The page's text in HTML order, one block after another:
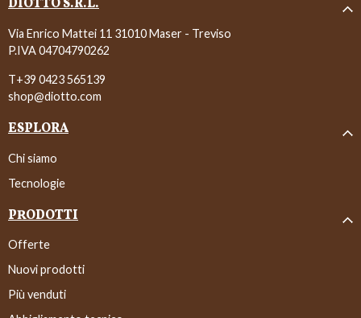
DIOTTO S.R.L.
Via Enrico Mattei 11 31010 Maser - Treviso
P.IVA 04704790262
T+39 0423 565139
shop@diotto.com
ESPLORA
Chi siamo
Tecnologie
PRODOTTI
Offerte
Nuovi prodotti
Più venduti